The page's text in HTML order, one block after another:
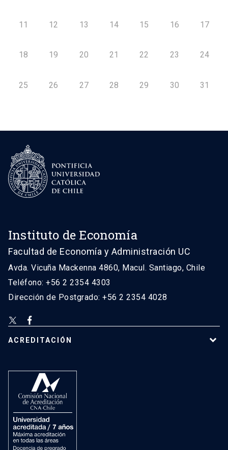
11 12 13 14 15 16 17
18 19 20 21 22 23 24
25 26 27 28 29 30 31
Instituto de Economía
Facultad de Economía y Administración UC
Avda. Vicuña Mackenna 4860, Macul. Santiago, Chile
Teléfono: +56 2 2354 4303
Dirección de Postgrado: +56 2 2354 4028
ACREDITACIÓN